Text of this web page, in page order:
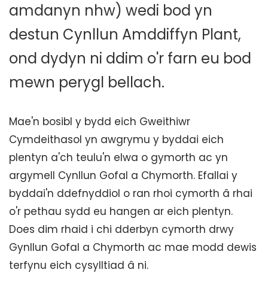
amdanyn nhw) wedi bod yn
destun Cynllun Amddiffyn Plant,
ond dydyn ni ddim o'r farn eu bod
mewn perygl bellach.
Mae'n bosibl y bydd eich Gweithiwr
Cymdeithasol yn awgrymu y byddai eich
plentyn a'ch teulu'n elwa o gymorth ac yn
argymell Cynllun Gofal a Chymorth. Efallai y
byddai'n ddefnyddiol o ran rhoi cymorth â rhai
o'r pethau sydd eu hangen ar eich plentyn.
Does dim rhaid i chi dderbyn cymorth drwy
Gynllun Gofal a Chymorth ac mae modd dewis
terfynu eich cysylltiad â ni.